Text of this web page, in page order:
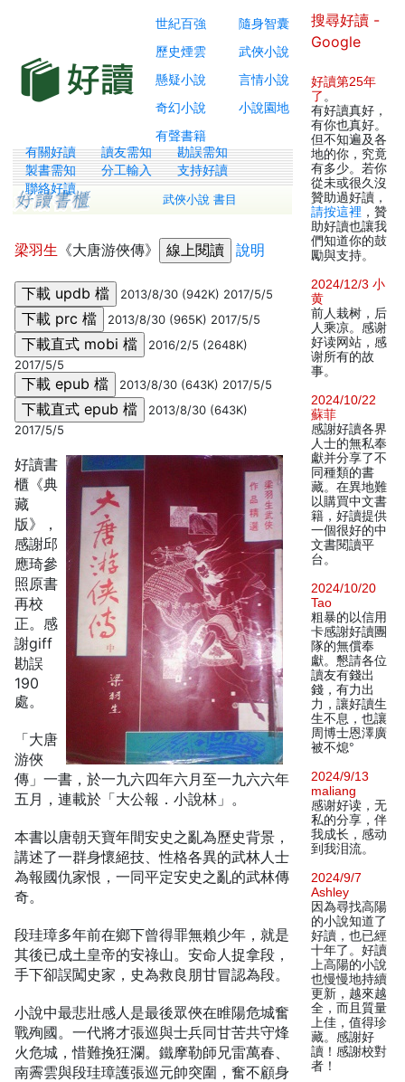
世紀百強
隨身智囊
歷史煙雲
武俠小說
懸疑小說
言情小說
奇幻小說
小說園地
有聲書籍
有關好讀 讀友需知
勘誤需知
製書需知
分工輸入
支持好讀
聯絡好讀
武俠小說 書目
梁羽生 《大唐游俠傳》 說明
2013/8/30 (942K) 2017/5/5
2013/8/30 (965K) 2017/5/5
2016/2/5 (2648K)
2017/5/5
2013/8/30 (643K) 2017/5/5
2013/8/30 (643K)
2017/5/5
好讀書
櫃《典
藏
版》，
感謝邱
應琦參
照原書
再校
正。感
謝giff
勘誤
190
處。
「大唐
游俠
傳」一書，於一九六四年六月至一九六六年
五月，連載於「大公報．小說林」。
本書以唐朝天寶年間安史之亂為歷史背景，
講述了一群身懷絕技、性格各異的武林人士
為報國仇家恨，一同平定安史之亂的武林傳
奇。
段珪璋多年前在鄉下曾得罪無賴少年，就是
其後已成土皇帝的安祿山。安命人捉拿段，
手下卻誤闖史家，史為救良朋甘冒認為段。
小說中最悲壯感人是最後眾俠在睢陽危城奮
戰殉國。一代將才張巡與士兵同甘苦共守烽
火危城，惜難挽狂瀾。鐵摩勒師兄雷萬春、
南霽雲與段珪璋護張巡元帥突圍，奮不顧身
搜尋好讀 -
Google
好讀第25年
了 。
有好讀真好，
有你也真好。
但不知遍及各
地的你，究竟
有多少。若你
從未或很久沒
贊助過好讀，
請按這裡 ，贊
助好讀也讓我
們知道你的鼓
勵與支持。
2024/12/3 小
黄
前人栽树，后
人乘凉。感谢
好读网站，感
谢所有的故
事。
2024/10/22
蘇菲
感謝好讀各界
人士的無私奉
獻并分享了不
同種類的書
藏。在異地難
以購買中文書
籍，好讀提供
一個很好的中
文書閱讀平
台。
2024/10/20
Tao
粗暴的以信用
卡感謝好讀團
隊的無償奉
獻。懇請各位
讀友有錢出
錢，有力出
力，讓好讀生
生不息，也讓
周博士恩澤廣
被不熄°
2024/9/13
maliang
感谢好读，无
私的分享，伴
我成长，感动
到我泪流。
2024/9/7
Ashley
因為尋找高陽
的小說知道了
好讀，也已經
十年了。好讀
上高陽的小說
也慢慢地持續
更新，越來越
全，而且質量
上佳，值得珍
藏。感謝好
讀！感謝校對
者！